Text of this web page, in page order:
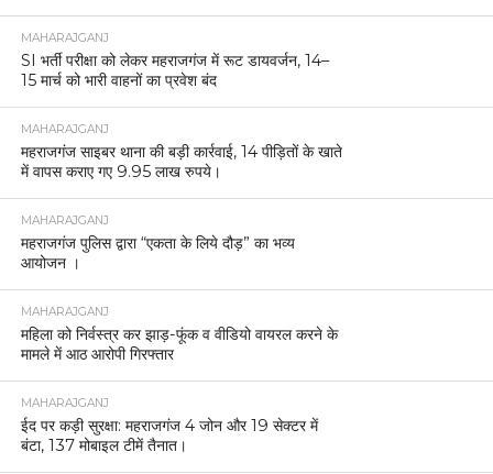
MAHARAJGANJ
SI भर्ती परीक्षा को लेकर महराजगंज में रूट डायवर्जन, 14–
15 मार्च को भारी वाहनों का प्रवेश बंद
MAHARAJGANJ
महराजगंज साइबर थाना की बड़ी कार्रवाई, 14 पीड़ितों के खाते
में वापस कराए गए 9.95 लाख रुपये।
MAHARAJGANJ
महराजगंज पुलिस द्वारा “एकता के लिये दौड़” का भव्य
आयोजन ।
MAHARAJGANJ
महिला को निर्वस्त्र कर झाड़-फूंक व वीडियो वायरल करने के
मामले में आठ आरोपी गिरफ्तार
MAHARAJGANJ
ईद पर कड़ी सुरक्षा: महराजगंज 4 जोन और 19 सेक्टर में
बंटा, 137 मोबाइल टीमें तैनात।